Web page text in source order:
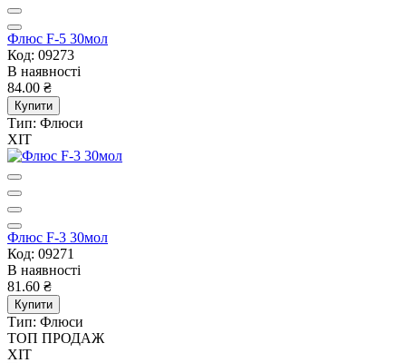
Флюс F-5 30мол
Код: 09273
В наявності
84.00 ₴
Купити
Тип: Флюси
ХІТ
Флюс F-3 30мол
Код: 09271
В наявності
81.60 ₴
Купити
Тип: Флюси
ТОП ПРОДАЖ
ХІТ